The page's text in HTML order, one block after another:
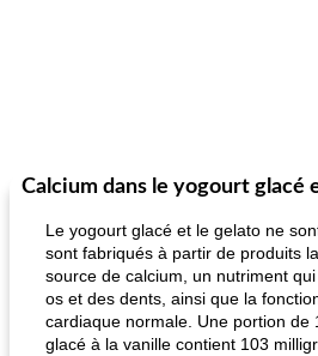
Calcium dans le yogourt glacé
Le yogourt glacé et le gelato ne
sont fabriqués à partir de produits
source de calcium, un nutriment
os et des dents, ainsi que la
cardiaque normale. Une portion de
glacé à la vanille contient 103